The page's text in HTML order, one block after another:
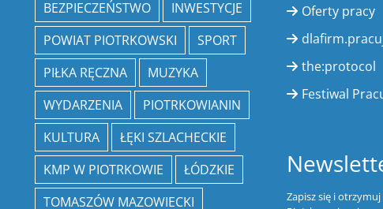
BEZPIECZEŃSTWO
INWESTYCJE
POWIAT PIOTRKOWSKI
SPORT
PIŁKA RĘCZNA
MUZYKA
WYDARZENIA
PIOTRKOWIANIN
KULTURA
ŁĘKI SZLACHECKIE
KMP W PIOTRKOWIE
ŁÓDZKIE
TOMASZÓW MAZOWIECKI
Oferty pracy
the:protocol
Festiwal
Zapisz się i